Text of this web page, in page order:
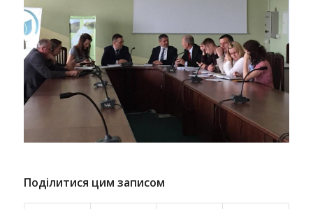
Поділитися цим записом